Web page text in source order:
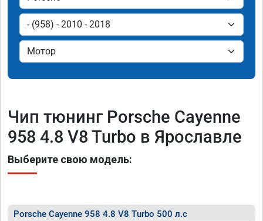
Чип тюнинг Porsche Cayenne
958 4.8 V8 Turbo в Ярославле
Выберите свою модель:
Porsche Cayenne 958 4.8 V8 Turbo 500 л.с